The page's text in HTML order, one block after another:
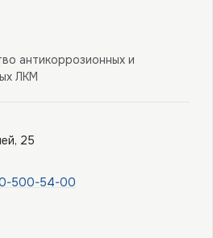
антикоррозионных и
ЛКМ
25
500-54-00